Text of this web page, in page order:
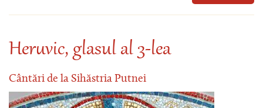
Heruvic, glasul al 3-lea
Cântări de la Sihăstria Putnei